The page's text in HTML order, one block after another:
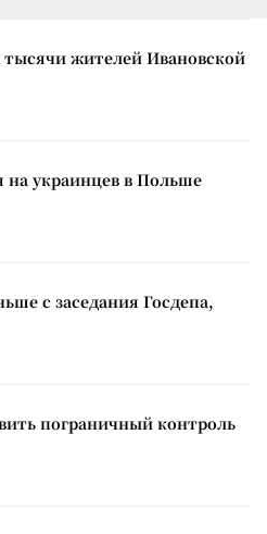
тысячи жителей Ивановской
на украинцев в Польше
с заседания Госдепа,
пограничный контроль